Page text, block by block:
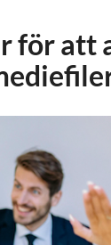
för att